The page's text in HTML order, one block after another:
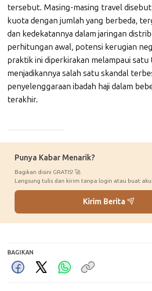
tersebut. Masing-masing travel
kuota dengan jumlah yang berbeda,
dan kedekatannya dalam jaringan
perhitungan awal, potensi kerugian
praktik ini diperkirakan melampaui
menjadikannya salah satu skandal
penyelenggaraan ibadah haji dalam
terakhir.
Punya Kabar Menarik?
Bagikan disini GRATIS! 🚀
Langsung tulis dan kirim tanpa login atau buat
Kirim Berita
BAGIKAN